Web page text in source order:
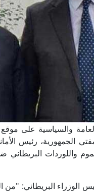
والسياسية على موقع
الجمهورية، رئيس
واللوردات
الوزراء البريطاني: